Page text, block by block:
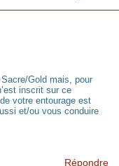
Gold mais, pour
inscrit sur ce
votre entourage est
et/ou vous conduire
Répondre